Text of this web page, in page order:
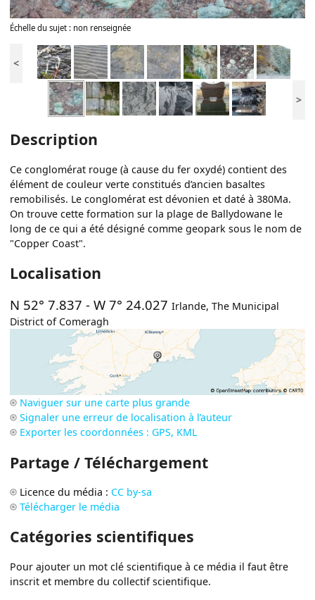
Échelle du sujet : non renseignée
<
>
Description
Ce conglomérat rouge (à cause du fer oxydé) contient des
élément de couleur verte constitués d’ancien basaltes
remobilisés. Le conglomérat est dévonien et daté à 380Ma.
On trouve cette formation sur la plage de Ballydowane le
long de ce qui a été désigné comme geopark sous le nom de
"Copper Coast".
Localisation
N 52° 7.837 -W 7° 24.027 Irlande,The Municipal
District of Comeragh
Naviguer sur une carte plus grande
Signaler une erreur de localisation à l’auteur
Exporter les coordonnées : GPS, KML
Partage / Téléchargement
Licence du média : CC by-sa
Télécharger le média
Catégories scientifiques
Pour ajouter un mot clé scientifique à ce média il faut être
inscrit et membre du collectif scientifique.